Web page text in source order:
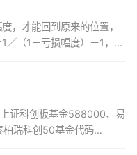
，才能回到原来的位置，
／（1－亏损幅度）－1，即
损15％时，需要上...
证科创板基金588000、易
瑞科创50基金代码